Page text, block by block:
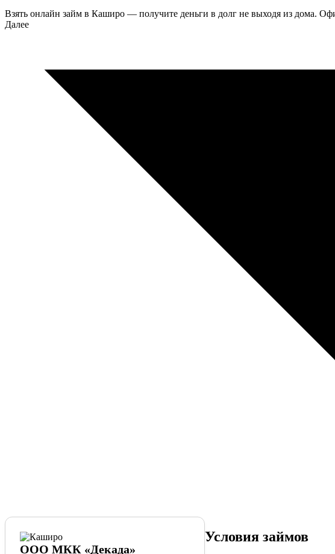
Взять онлайн займ в Каширо — получите деньги в долг не выходя из дома.
Далее
ООО МКК «Декада»
Условия займов